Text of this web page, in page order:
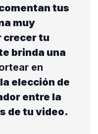
tus
muy
crecer tu
brinda una
en
elección de
entre la
de tu video.